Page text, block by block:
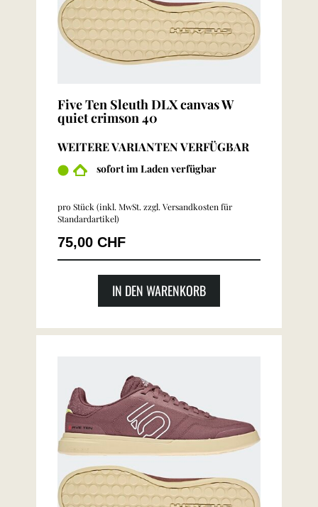
Five Ten Sleuth DLX canvas W
quiet crimson 40
WEITERE VARIANTEN VERFÜGBAR
sofort im Laden verfügbar
pro Stück (inkl. MwSt. zzgl. Versandkosten für
Standardartikel)
75,00 CHF
IN DEN WARENKORB